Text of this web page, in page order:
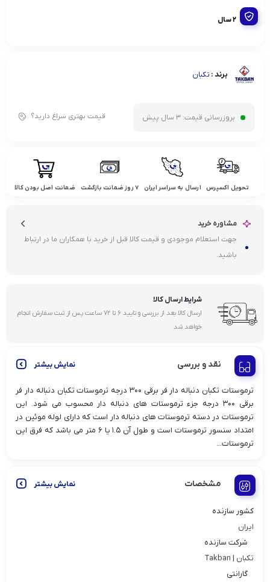
2 سال
برند : تکبان
بروزرسانی قیمت: 3 سال پیش قیمت بهتری سراغ دارید؟
تحویل اکسپرس ارسال به سراسر ایران ۷ روز ضمانت بازگشت ضمانت اصل بودن کالا
مشاوره خرید
جهت استعلام موجودی و قیمت کالا قبل از خرید با همکاران ما در ارتباط
باشید.
شرایط ارسال کالا
ارسال کالا بعد از بررسی و تایید ۶ تا ۷۲ ساعت پس از ثبت سفارش انجام
خواهد شد
نقد و بررسی نمایش بیشتر
ترموستات تکبان دنباله دار فر برقی ۳۰۰ درجه ترموستات تکبان دنباله دار فر
برقی ۳۰۰ درجه جزء ترموستات های دنباله دار محسوب می شود. این
ترموستات در دسته ترموستات های دنباله دار است که دارای لوله موئین در
امتداد سنسور ترموستات است و طول آن ۱.۵ یا ۶ متر می باشد که فرق این
ترموستات...
مشخصات نمایش بیشتر
کشور سازنده
ایران
شرکت سازنده
تکبان | Takban
گارانتی